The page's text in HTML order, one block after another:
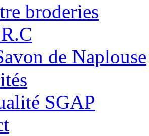
broderies
de Naplouse
SGAP